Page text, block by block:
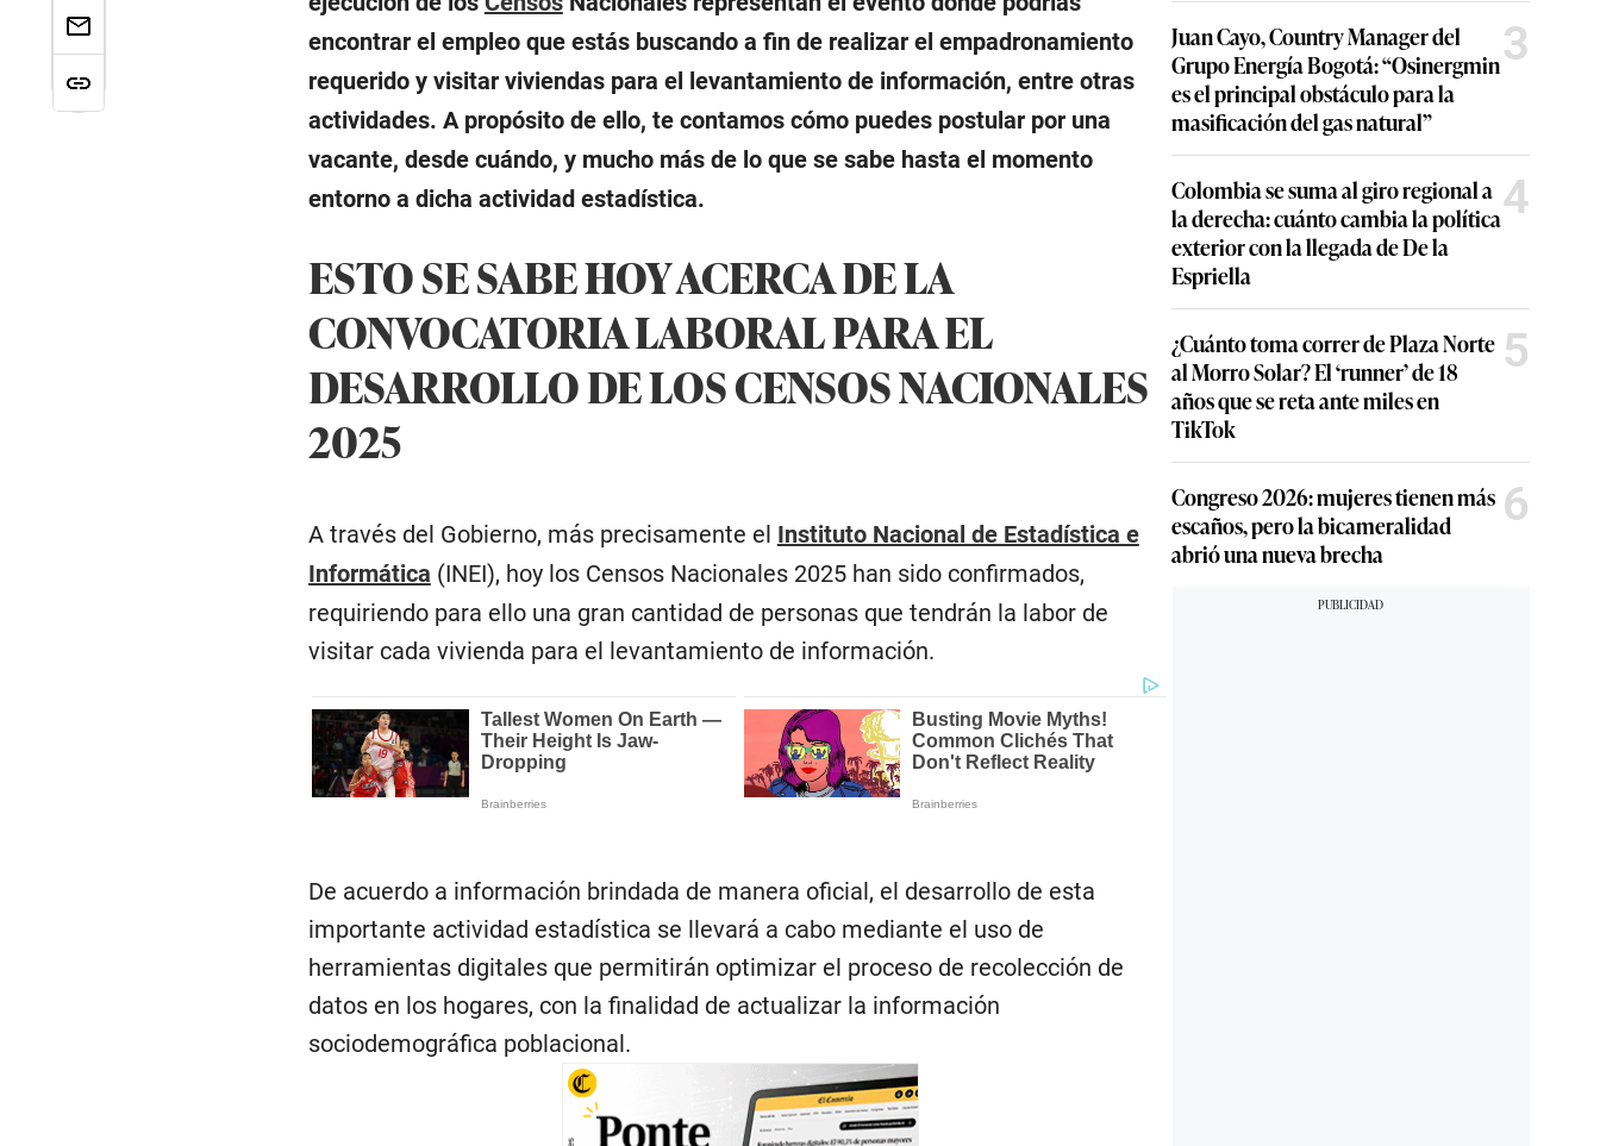
encontrar el empleo que estás buscando a fin de realizar el empadronamiento
requerido y visitar viviendas para el levantamiento de información, entre otras
actividades. A propósito de ello, te contamos cómo puedes postular por una
vacante, desde cuándo, y mucho más de lo que se sabe hasta el momento
entorno a dicha actividad estadística.
ESTO SE SABE HOY ACERCA DE LA
CONVOCATORIA LABORAL PARA EL
DESARROLLO DE LOS CENSOS NACIONALES
2025
A través del Gobierno, más precisamente el Instituto Nacional de Estadística e
Informática (INEI), hoy los Censos Nacionales 2025 han sido confirmados,
requiriendo para ello una gran cantidad de personas que tendrán la labor de
visitar cada vivienda para el levantamiento de información.
De acuerdo a información brindada de manera oficial, el desarrollo de esta
importante actividad estadística se llevará a cabo mediante el uso de
herramientas digitales que permitirán optimizar el proceso de recolección de
datos en los hogares, con la finalidad de actualizar la información
sociodemográfica poblacional.
Juan Cayo, Country Manager del
Grupo Energía Bogotá: “Osinergmin
es el principal obstáculo para la
masificación del gas natural”
3
Colombia se suma al giro regional a
la derecha: cuánto cambia la política
exterior con la llegada de De la
Espriella
4
¿Cuánto toma correr de Plaza Norte
al Morro Solar? El ‘runner’ de 18
años que se reta ante miles en
TikTok
5
Congreso 2026: mujeres tienen más
escaños, pero la bicameralidad
abrió una nueva brecha
6